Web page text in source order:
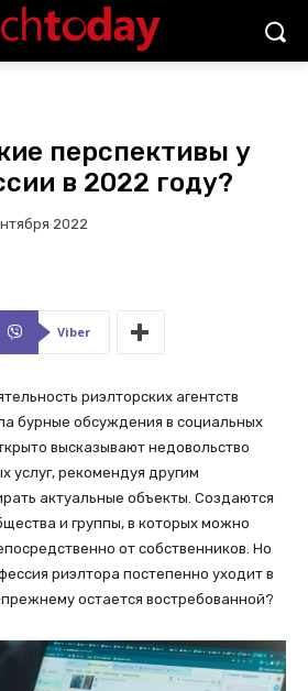
перспективы у
в 2022 году?
2022
Viber
риэлторских агентств
бурные обсуждения в социальных
высказывают недовольство
услуг, рекомендуя другим
актуальные объекты. Создаются
и группы, в которых можно
от собственников. Но
риэлтора постепенно уходит в
остается востребованной?